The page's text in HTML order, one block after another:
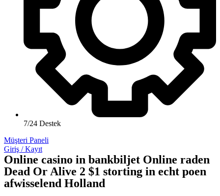
7/24 Destek
Müşteri Paneli
Giriş / Kayıt
Online casino in bankbiljet Online raden
Dead Or Alive 2 $1 storting in echt poen
afwisselend Holland